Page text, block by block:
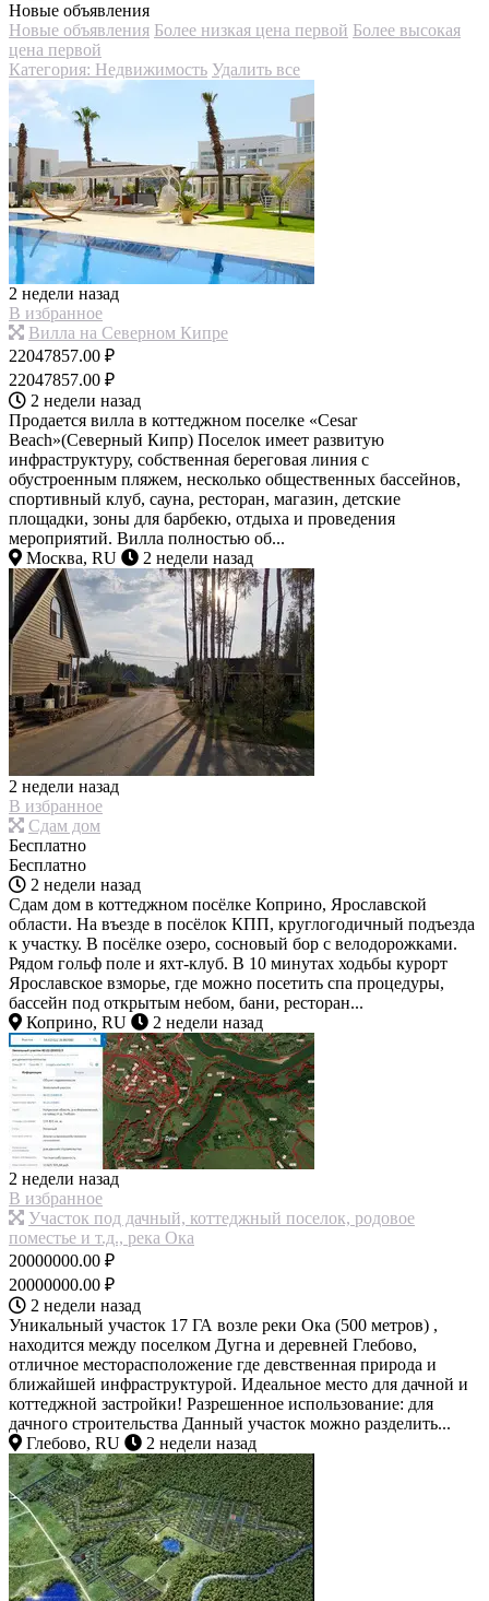
Новые объявления
Новые объявления Более низкая цена первой Более высокая
цена первой
Категория: Недвижимость Удалить все
2 недели назад
В избранное
Вилла на Северном Кипре
22047857.00 ₽
22047857.00 ₽
2 недели назад
Продается вилла в коттеджном поселке «Cesar
Beach»(Северный Кипр) Поселок имеет развитую
инфраструктуру, собственная береговая линия с
обустроенным пляжем, несколько общественных бассейнов,
спортивный клуб, сауна, ресторан, магазин, детские
площадки, зоны для барбекю, отдыха и проведения
мероприятий. Вилла полностью об...
Москва, RU
2 недели назад
2 недели назад
В избранное
Сдам дом
Бесплатно
Бесплатно
2 недели назад
Сдам дом в коттеджном посёлке Коприно, Ярославской
области. На въезде в посёлок КПП, круглогодичный подъезда
к участку. В посёлке озеро, сосновый бор с велодорожками.
Рядом гольф поле и яхт-клуб. В 10 минутах ходьбы курорт
Ярославское взморье, где можно посетить спа процедуры,
бассейн под открытым небом, бани, ресторан...
Коприно, RU
2 недели назад
2 недели назад
В избранное
Участок под дачный, коттеджный поселок, родовое
поместье и т.д., река Ока
20000000.00 ₽
20000000.00 ₽
2 недели назад
Уникальный участок 17 ГА возле реки Ока (500 метров) ,
находится между поселком Дугна и деревней Глебово,
отличное месторасположение где девственная природа и
ближайшей инфраструктурой. Идеальное место для дачной и
коттеджной застройки! Разрешенное использование: для
дачного строительства Данный участок можно разделить...
Глебово, RU
2 недели назад